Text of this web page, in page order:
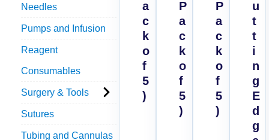
Needles
Pumps and Infusion
Reagent
Consumables
Surgery & Tools
Sutures
Tubing and Cannulas
a
c
k
o
f
5
)
P
a
c
k
o
f
5
)
P
a
c
k
o
f
5
)
u
t
t
i
n
g
E
d
g